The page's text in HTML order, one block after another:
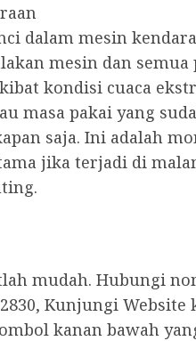
dalam mesin
mesin dan semua
kondisi cuaca
masa pakai yang
saja. Ini adalah
jika terjadi di
mudah. Hubungi
Kunjungi Website
kanan bawah